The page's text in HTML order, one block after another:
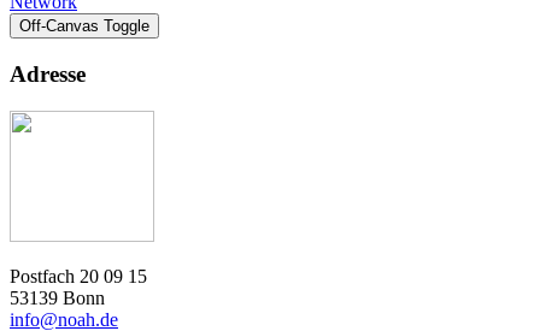
Off-Canvas Toggle
Adresse
Postfach 20 09 15
53139 Bonn
info@noah.de